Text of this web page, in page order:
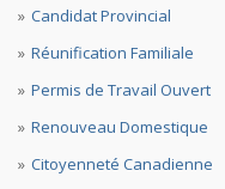
Candidat Provincial
Réunification Familiale
Permis de Travail Ouvert
Renouveau Domestique
Citoyenneté Canadienne